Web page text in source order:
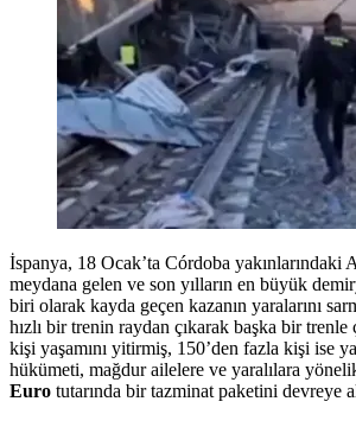
İspanya, 18 Ocak’ta Córdoba yakınlarındaki
meydana gelen ve son yılların en büyük
biri olarak kayda geçen kazanın yaralarını
hızlı bir trenin raydan çıkarak başka bir trenle
kişi yaşamını yitirmiş, 150’den fazla kişi ise
hükümeti, mağdur ailelere ve yaralılara
Euro tutarında bir tazminat paketini devreye